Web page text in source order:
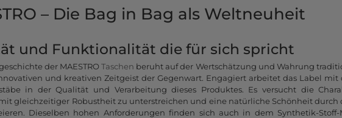
– Die Bag in Bag als Weltneuheit
und Funktionalität die für sich spricht
der MAESTROTaschen beruht auf der Wertschätzung und Wahrung
und kreativen Zeitgeist der Gegenwart. Engagiert arbeitet das Label
in der Qualität und Verarbeitung dieses Produktes. Es versucht die
gleichzeitiger Robustheit zu unterstreichen und eine natürliche Schönheit durch
Dieselben hohen Anforderungen finden sich auch in dem Synthetik-